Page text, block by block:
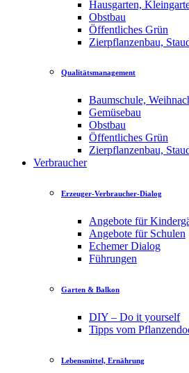
Hausgarten,
Obstbau
Öffentliches Grün
Zierpflanzenbau,
Qualitätsmanagement
Baumschule,
Gemüsebau
Obstbau
Öffentliches Grün
Zierpflanzenbau,
Verbraucher
Erzeuger-Verbraucher-Dialog
Angebote für
Angebote für Schulen
Echemer Dialog
Führungen
Garten & Balkon
DIY – Do it yourself
Tipps vom
Lebensmittel, Ernährung